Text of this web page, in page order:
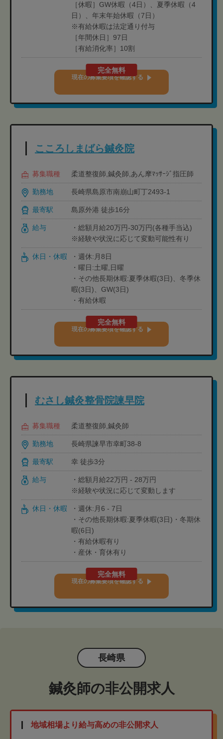
［休暇］GW休暇（4日）、夏季休暇（4
日）、年末年始休暇（7日）
※有給休暇は法定通り付与
［年間休日］97日
［有給消化率］10割
完全無料
現在の募集要項を確認する
こころしまばら鍼灸院
募集職種 柔道整復師,鍼灸師,あん摩ﾏｯｻｰｼﾞ指圧師
勤務地 長崎県島原市南崩山町丁2493-1
最寄駅 島原外港 徒歩16分
給与
・総額月給20万円-30万円(各種手当込)
※経験や状況に応じて変動可能性有り
休日・休暇
・週休:月8日
・曜日:土曜,日曜
・その他長期休暇:夏季休暇(3日)、冬季休
暇(3日)、GW(3日)
・有給休暇
完全無料
現在の募集要項を確認する
むさし鍼灸整骨院諫早院
募集職種 柔道整復師,鍼灸師
勤務地 長崎県諫早市幸町38-8
最寄駅 幸 徒歩3分
給与
・総額月給22万円 - 28万円
※経験や状況に応じて変動します
休日・休暇
・週休:月6 - 7日
・その他長期休暇:夏季休暇(3日)・冬期休
暇(6日)
・有給休暇有り
・産休・育休有り
完全無料
現在の募集要項を確認する
長崎県
鍼灸師の非公開求人
地域相場より給与高めの非公開求人